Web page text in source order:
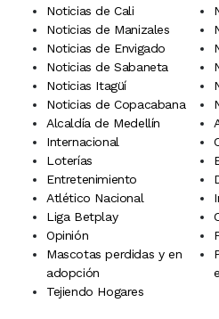
Noticias de Cali
Noticias de Manizales
Noticias de Envigado
Noticias de Sabaneta
Noticias Itagüí
Noticias de Copacabana
Alcaldía de Medellín
Internacional
Loterías
Entretenimiento
Atlético Nacional
Liga Betplay
Opinión
Mascotas perdidas y en
adopción
Tejiendo Hogares